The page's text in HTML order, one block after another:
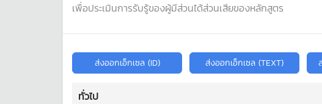
เพื่อประเมินการรับรู้ของผู้มีส่วนได้ส่วนเสียของหลักสูตร
ทั่วไป